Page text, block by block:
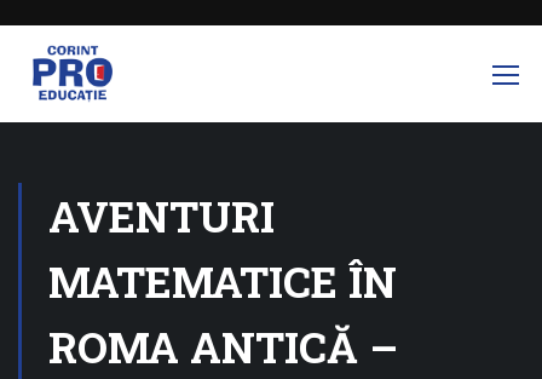
AVENTURI
MATEMATICE ÎN
ROMA ANTICĂ –